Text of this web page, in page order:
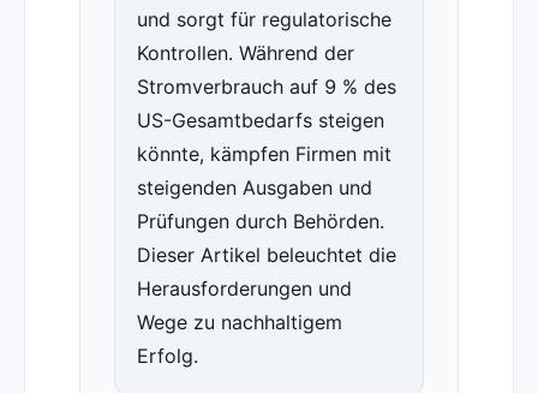
und sorgt für regulatorische
Kontrollen. Während der
Stromverbrauch auf 9 % des
US-Gesamtbedarfs steigen
könnte, kämpfen Firmen mit
steigenden Ausgaben und
Prüfungen durch Behörden.
Dieser Artikel beleuchtet die
Herausforderungen und
Wege zu nachhaltigem
Erfolg.